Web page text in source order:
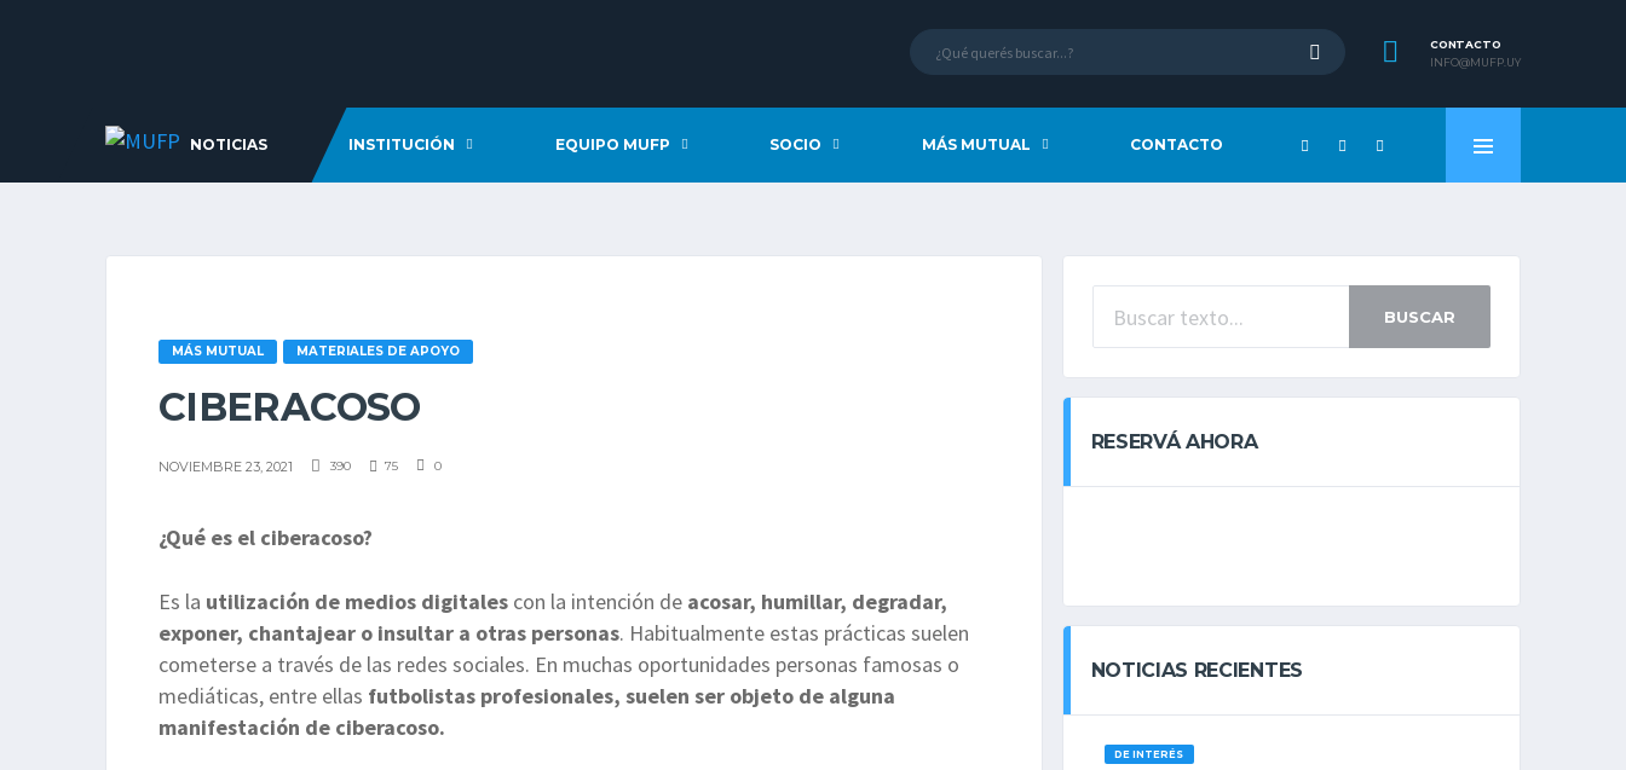
CONTACTO
INFO@MUFP.UY
NOTICIAS INSTITUCIÓN EQUIPO MUFP SOCIO MÁS MUTUAL CONTACTO
MÁS MUTUAL MATERIALES DE APOYO
CIBERACOSO
NOVIEMBRE 23, 2021 390 75 0
¿Qué es el ciberacoso?
Es la utilización de medios digitales con la intención de acosar, humillar, degradar,
exponer, chantajear o insultar a otras personas. Habitualmente estas prácticas suelen
cometerse a través de las redes sociales. En muchas oportunidades personas famosas o
mediáticas, entre ellas futbolistas profesionales, suelen ser objeto de alguna
manifestación de ciberacoso.
BUSCAR
RESERVÁ AHORA
NOTICIAS RECIENTES
DE INTERÉS